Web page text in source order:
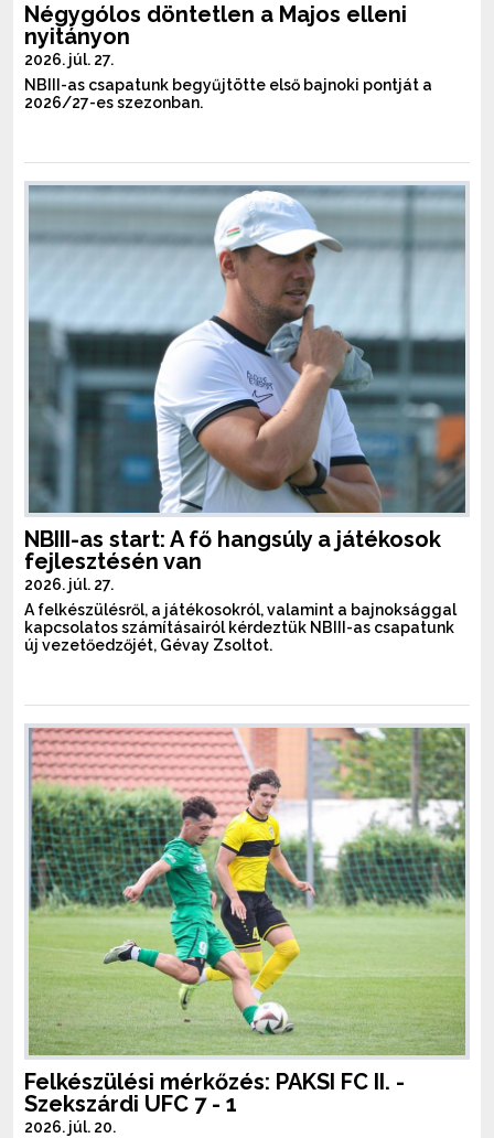
Négygólos döntetlen a Majos elleni
nyitányon
2026. júl. 27.
NBIII-as csapatunk begyűjtötte első bajnoki pontját a
2026/27-es szezonban.
NBIII-as start: A fő hangsúly a játékosok
fejlesztésén van
2026. júl. 27.
A felkészülésről, a játékosokról, valamint a bajnoksággal
kapcsolatos számításairól kérdeztük NBIII-as csapatunk
új vezetőedzőjét, Gévay Zsoltot.
Felkészülési mérkőzés: PAKSI FC II. -
Szekszárdi UFC 7 - 1
2026. júl. 20.